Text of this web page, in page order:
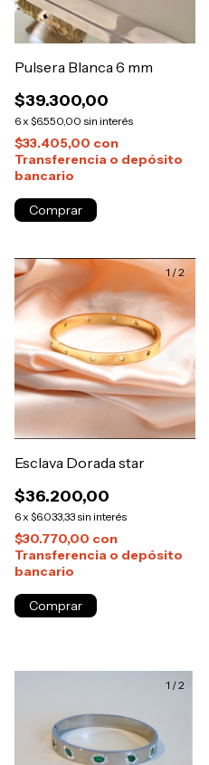
Pulsera Blanca 6 mm
$39.300,00
6 x $6.550,00 sin interés
$33.405,00 con
Transferencia o depósito
bancario
1/2
Esclava Dorada star
$36.200,00
6 x $6.033,33sin interés
$30.770,00 con
Transferencia o depósito
bancario
1 /2